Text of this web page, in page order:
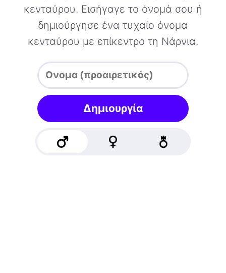
κενταύρου. Εισήγαγε το όνομά σου ή
δημιούργησε ένα τυχαίο όνομα
κενταύρου με επίκεντρο τη Νάρνια.
Δημιουργία